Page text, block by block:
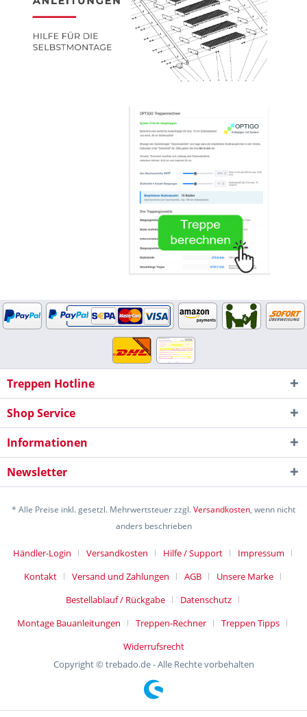
Treppen Hotline
Shop Service
Informationen
Newsletter
* Alle Preise inkl. gesetzl. Mehrwertsteuer zzgl.Versandkosten, wenn nicht
anders beschrieben
Händler-Login Versandkosten Hilfe / Support
Impressum
Kontakt
Versand und Zahlungen AGB
Unsere Marke
Bestellablauf / Rückgabe
Datenschutz
Montage Bauanleitungen
Treppen-Rechner
Treppen Tipps
Widerrufsrecht
Copyright © trebado.de - Alle Rechte vorbehalten